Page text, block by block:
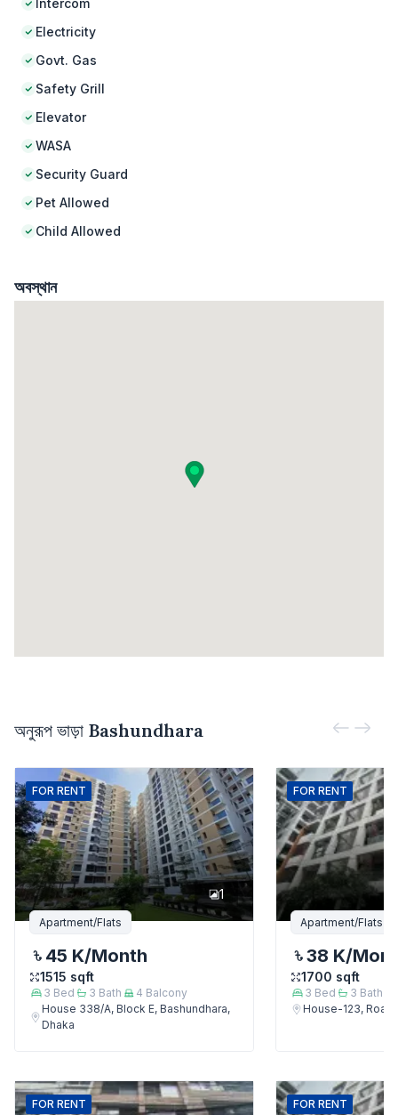
Intercom
Electricity
Govt. Gas
Safety Grill
Elevator
WASA
Security Guard
Pet Allowed
Child Allowed
অবস্থান
অনুরূপ ভাড়া Bashundhara
FOR RENT
1
Apartment/Flats
45 K/Month
1515 sqft
3 Bed 3 Bath 4 Balcony
House 338/A, Block E, Bashundhara,
Dhaka
FOR RENT
Apartment/Flats
38 K/
1700 sqft
3 Bed 3 Bath
House-123,
FOR RENT FOR RENT